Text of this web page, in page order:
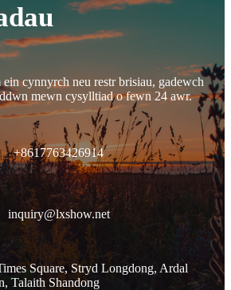
cynnyrch neu restr brisiau, gadewch
mewn cysylltiad o fewn 24 awr.
+8617763426914
inquiry@lxshow.net
Square, Stryd Longdong, Ardal
Talaith Shandong